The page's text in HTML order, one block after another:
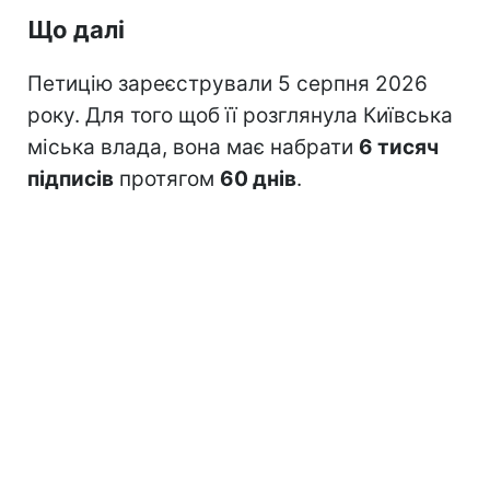
Що далі
Петицію зареєстрували 5 серпня 2026
року. Для того щоб її розглянула Київська
міська влада, вона має набрати 6 тисяч
підписів протягом 60 днів.